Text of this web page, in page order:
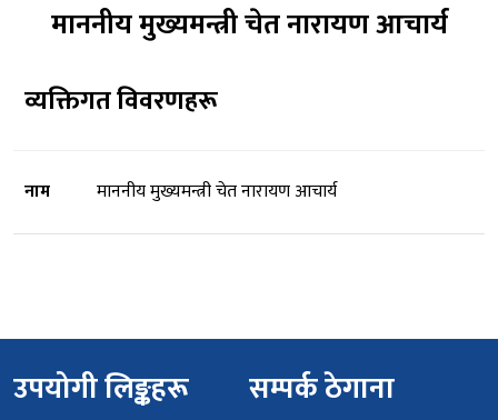
माननीय मुख्यमन्त्री चेत नारायण आचार्य
व्यक्तिगत विवरणहरू
नाम माननीय मुख्यमन्त्री चेत नारायण आचार्य
उपयोगी लिङ्कहरू सम्पर्क ठेगाना